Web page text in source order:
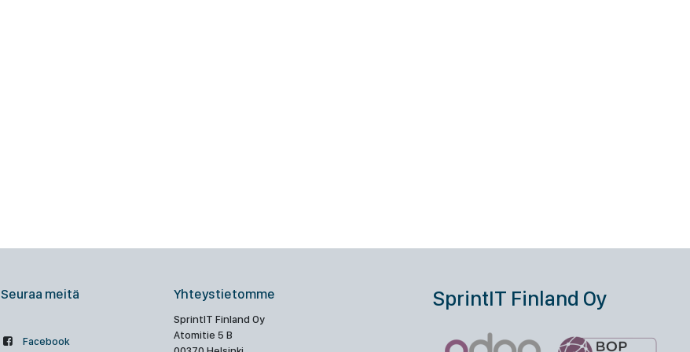
Seuraa meitä
Facebook
Yhteystietomme
SprintIT Finland Oy
Atomitie 5 B
SprintIT Finland Oy